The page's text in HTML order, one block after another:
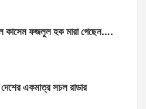
ফজলুল হক মারা গেছেন….
একমাত্র সচল রাডার